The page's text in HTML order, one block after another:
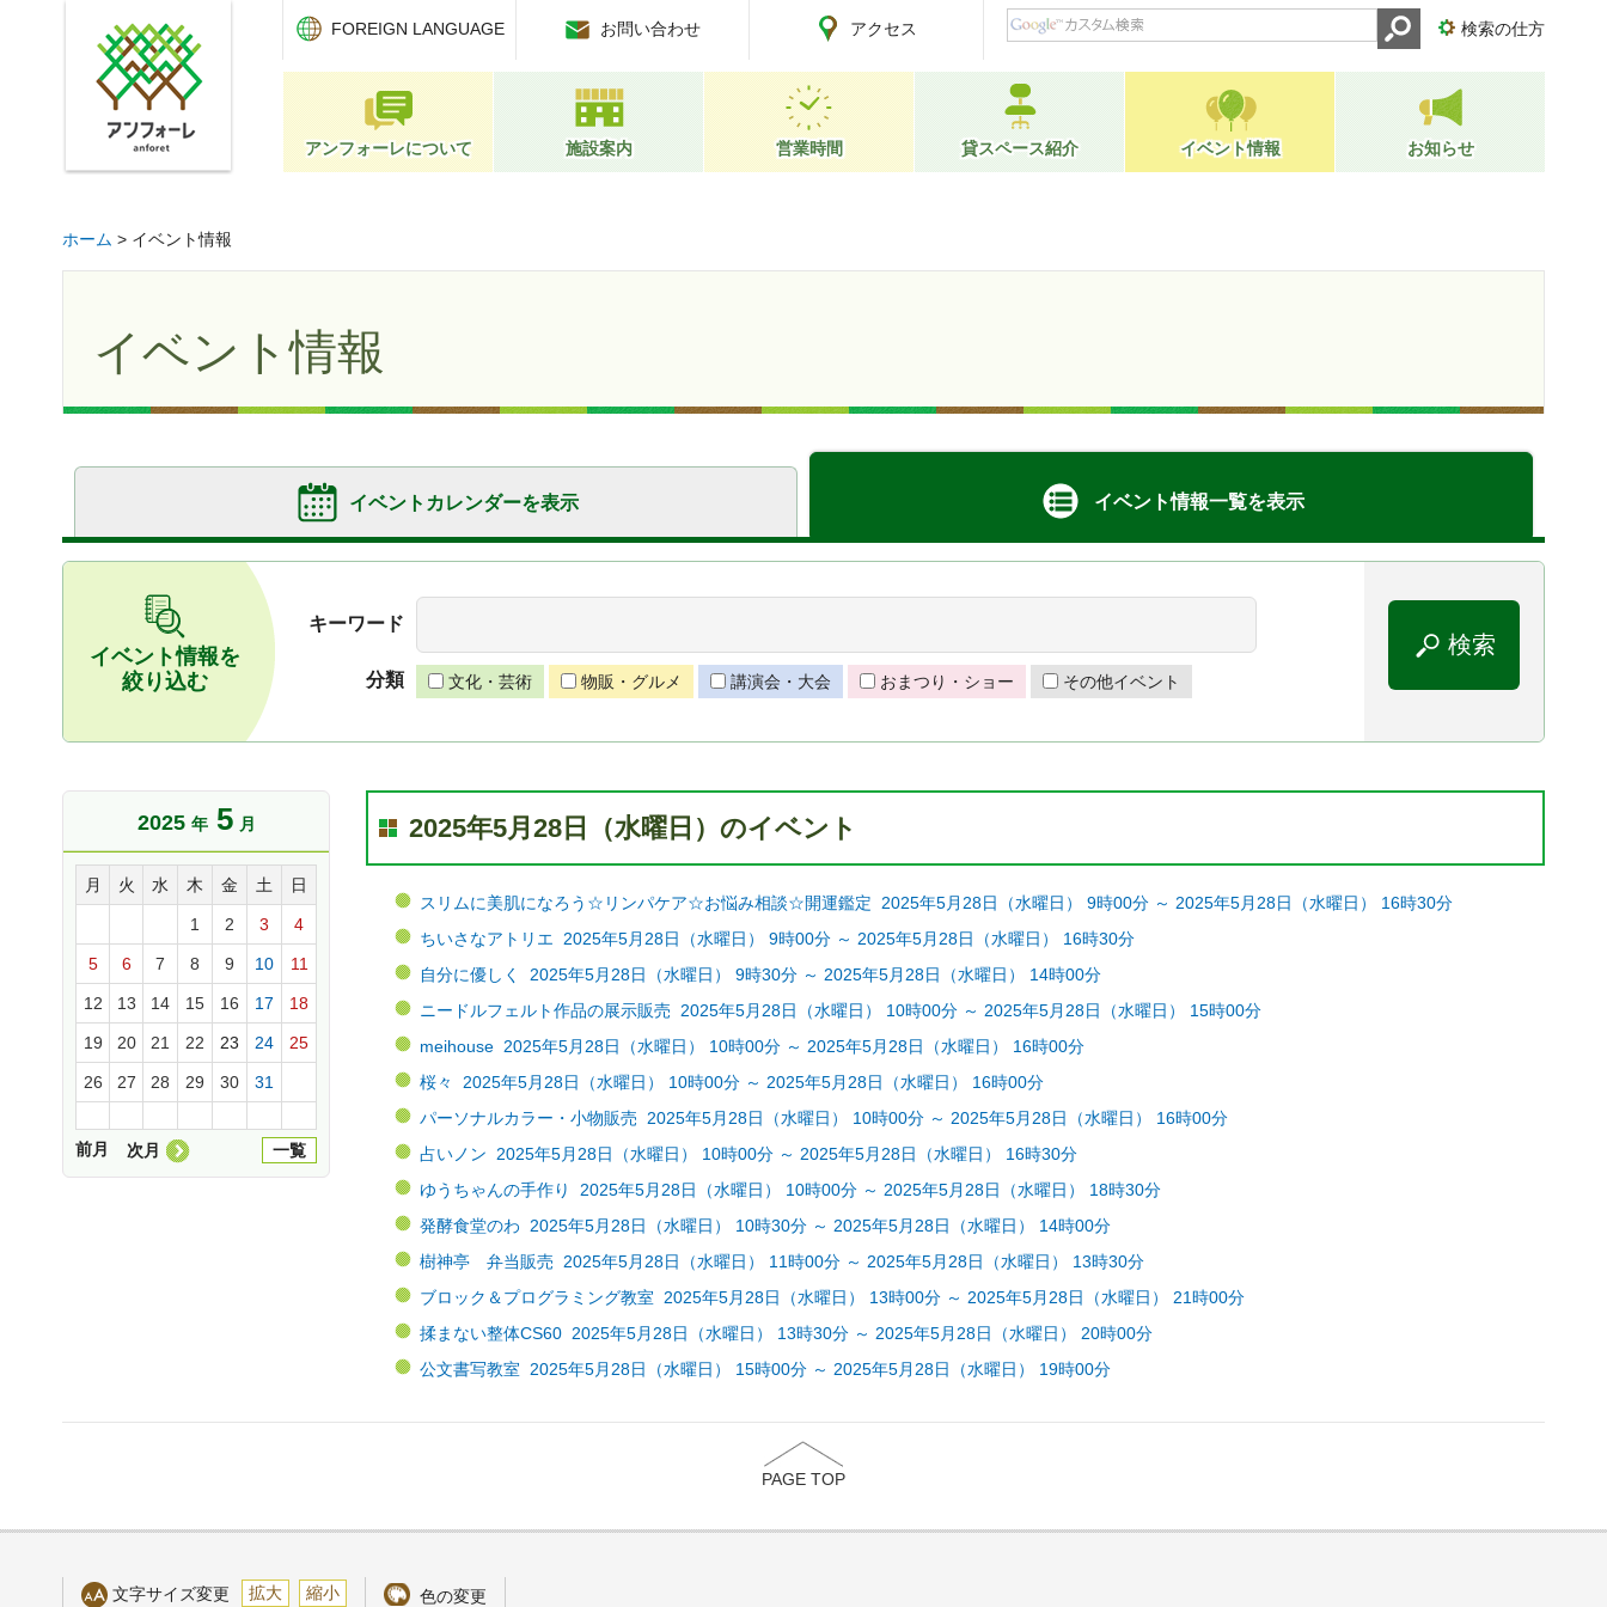
アンフォーレ
FOREIGN LANGUAGE
お問い合わせ アクセス 検索の仕方
アンフォーレについて 施設案内 営業時間 貸スペース紹介 イベント情報 お知らせ
ホーム > イベント情報
イベント情報
イベントカレンダーを表示 イベント情報一覧を表示
イベント情報を
絞り込む
キーワード
分類 文化・芸術 物販・グルメ 講演会・大会 おまつり・ショー その他イベント
2025 年 5 月
月 火 水 木 金 土 日
1 2 3 4
5 6 7 8 9 10 11
12 13 14 15 16 17 18
19 20 21 22 23 24 25
26 27 28 29 30 31
前月 一覧
次月
2025年5月28日（水曜日）のイベント
スリムに美肌になろう☆リンパケア☆お悩み相談☆開運鑑定 2025年5月28日（水曜日） 9時00分 ～ 2025年5月28日（水曜日） 16時30分
ちいさなアトリエ 2025年5月28日（水曜日） 9時00分 ～ 2025年5月28日（水曜日） 16時30分
自分に優しく 2025年5月28日（水曜日） 9時30分 ～ 2025年5月28日（水曜日） 14時00分
ニードルフェルト作品の展示販売 2025年5月28日（水曜日） 10時00分 ～ 2025年5月28日（水曜日） 15時00分
meihouse 2025年5月28日（水曜日） 10時00分 ～ 2025年5月28日（水曜日） 16時00分
桜々 2025年5月28日（水曜日） 10時00分 ～ 2025年5月28日（水曜日） 16時00分
パーソナルカラー・小物販売 2025年5月28日（水曜日） 10時00分 ～ 2025年5月28日（水曜日） 16時00分
占いノン 2025年5月28日（水曜日） 10時00分 ～ 2025年5月28日（水曜日） 16時30分
ゆうちゃんの手作り 2025年5月28日（水曜日） 10時00分 ～ 2025年5月28日（水曜日） 18時30分
発酵食堂のわ 2025年5月28日（水曜日） 10時30分 ～ 2025年5月28日（水曜日） 14時00分
樹神亭 弁当販売 2025年5月28日（水曜日） 11時00分 ～ 2025年5月28日（水曜日） 13時30分
ブロック＆プログラミング教室 2025年5月28日（水曜日） 13時00分 ～ 2025年5月28日（水曜日） 21時00分
揉まない整体CS60 2025年5月28日（水曜日） 13時30分 ～ 2025年5月28日（水曜日） 20時00分
公文書写教室 2025年5月28日（水曜日） 15時00分 ～ 2025年5月28日（水曜日） 19時00分
PAGE TOP
文字サイズ変更 拡大 縮小 色の変更